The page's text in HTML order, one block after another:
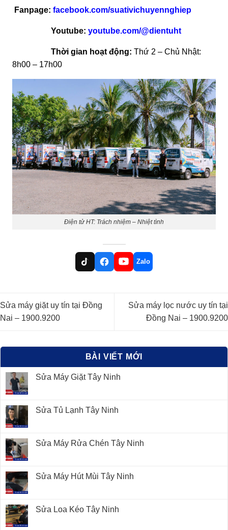
Fanpage: facebook.com/suativichuyennghiep
Youtube: youtube.com/@dientuht
Thời gian hoạt động: Thứ 2 – Chủ Nhật:
8h00 – 17h00
Điện tử HT: Trách nhiệm – Nhiệt tình
Zalo
Sửa máy giặt uy tín tại Đồng
Nai – 1900.9200
Sửa máy lọc nước uy tín tại
Đồng Nai – 1900.9200
BÀI VIẾT MỚI
Sửa Máy Giặt Tây Ninh
Sửa Tủ Lạnh Tây Ninh
Sửa Máy Rửa Chén Tây Ninh
Sửa Máy Hút Mùi Tây Ninh
Sửa Loa Kéo Tây Ninh